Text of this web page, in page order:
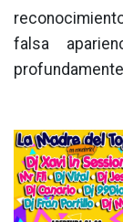
falsa